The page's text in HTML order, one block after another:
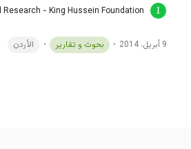
- King Hussein Foundation
9 أبريل، 2014 بحوث و تقارير الأردن